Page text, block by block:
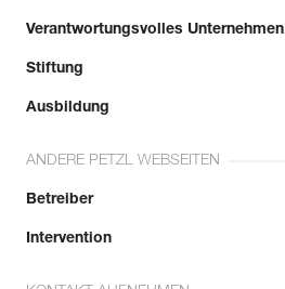
Verantwortungsvolles Unternehmen
Stiftung
Ausbildung
ANDERE PETZL WEBSEITEN
Betreiber
Intervention